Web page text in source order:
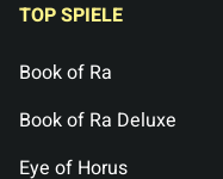
TOP SPIELE
Book of Ra
Book of Ra Deluxe
Eye of Horus